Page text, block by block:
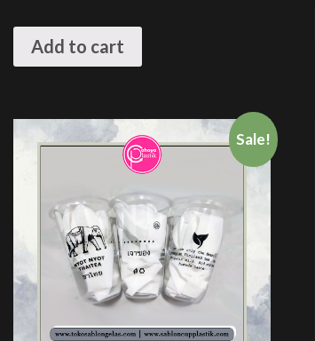
Add to cart
Sale!